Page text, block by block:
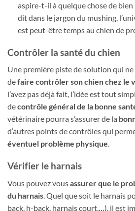
aspire-t-il à quelque chose de bien
dit dans le jargon du mushing,
est peut-être temps au chien de
Contrôler la santé du chien
Une première piste de solution qui ne
defaire contrôler son chien chez le
l’avez pas déjà fait, l’idée est tout
decontrôle général de la bonne
vétérinaire pourra s’assurer de la
d’autres points de contrôles qui
éventuel problème physique.
Vérifier le harnais
Vous pouvez vousassurer que le
du harnais . Quel que soit le harnais
back, h-back, harnais court,…), il est